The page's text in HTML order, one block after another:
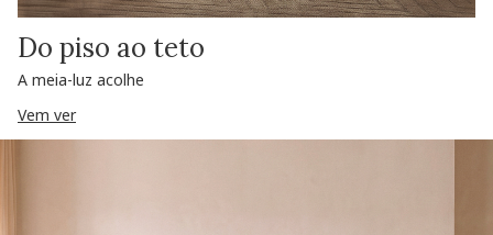
Do piso ao teto
A meia-luz acolhe
Vem ver